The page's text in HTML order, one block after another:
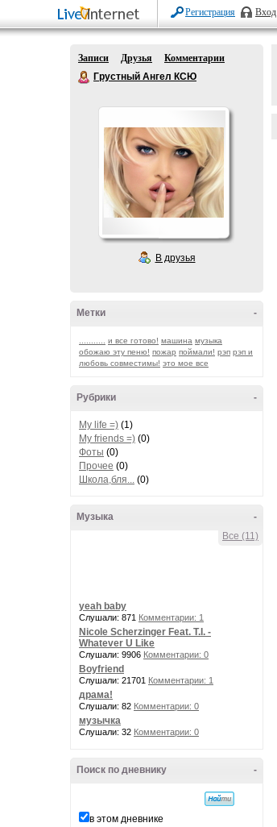
Регистрация Вход
Записи Друзья
Комментарии
Грустный Ангел КСЮ
В друзья
-
Метки
и все готово! машина музыка
обожаю эту пеню! пожар поймали! рэп рэп и
любовь совместимы! это мое все
-
Рубрики
My life =) (1)
My friends =) (0)
Фоты (0)
Прочее (0)
Школа,бля... (0)
-
Музыка
Все (11)
yeah baby
Слушали: 871 Комментарии: 1
Nicole Scherzinger Feat. T.I. -
Whatever U Like
Слушали: 9906 Комментарии: 0
Boyfriend
Слушали: 21701 Комментарии: 1
драма!
Слушали: 82 Комментарии: 0
музычка
Слушали: 32 Комментарии: 0
-
Поиск по дневнику
в этом дневнике